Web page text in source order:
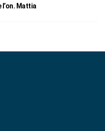
Mattia